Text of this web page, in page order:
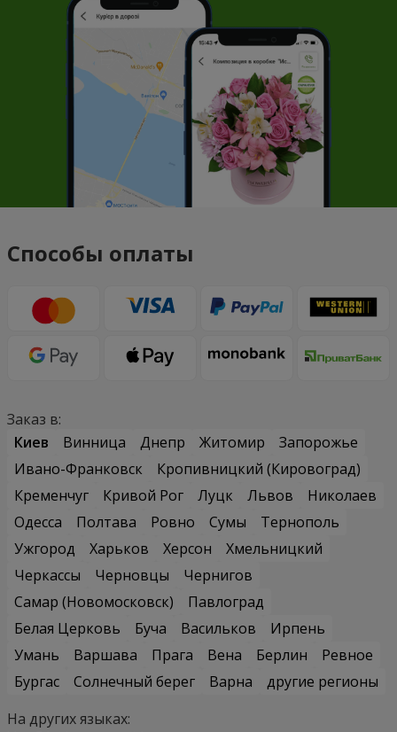
Способы оплаты
Заказ в:
Киев
Винница Днепр Житомир
Запорожье
Ивано-Франковск
Кропивницкий (Кировоград)
Кременчуг
Кривой Рог Луцк Львов
Николаев
Одесса
Полтава Ровно Сумы
Тернополь
Ужгород
Харьков Херсон
Хмельницкий
Черкассы
Черновцы
Чернигов
Самар (Новомосковск)
Павлоград
Белая Церковь
Буча Васильков
Ирпень
Умань
Варшава Прага Вена Берлин
Ревное
Бургас
Солнечный берег Варна
другие регионы
На других языках: